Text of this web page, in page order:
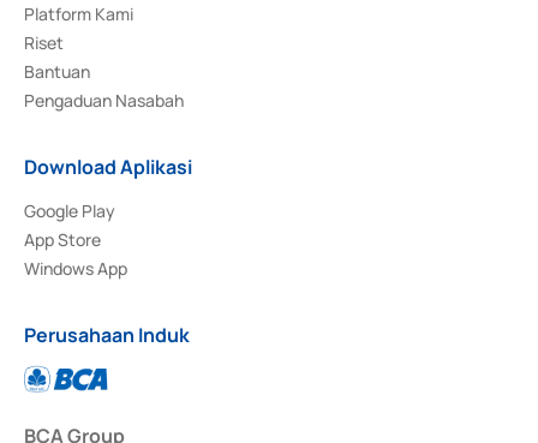
Platform Kami
Riset
Bantuan
Pengaduan Nasabah
Download Aplikasi
Google Play
App Store
Windows App
Perusahaan Induk
BCA Group